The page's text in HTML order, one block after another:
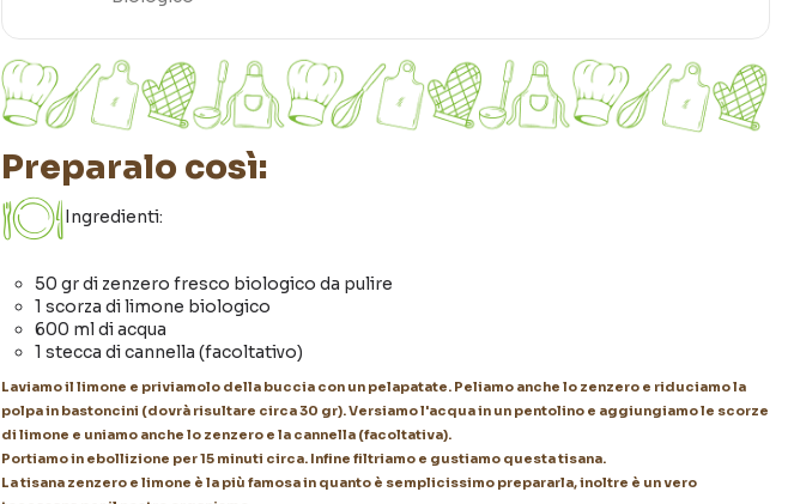
Preparalo così:
Ingredienti:
50 gr di zenzero fresco biologico da pulire
1 scorza di limone biologico
600 ml di acqua
1 stecca di cannella (facoltativo)
Laviamo il limone e priviamolo della buccia con un pelapatate. Peliamo anche lo zenzero e riduciamo la
polpa in bastoncini (dovrà risultare circa 30 gr). Versiamo l'acqua in un pentolino e aggiungiamo le scorze
di limone e uniamo anche lo zenzero e la cannella (facoltativa).
Portiamo in ebollizione per 15 minuti circa. Infine filtriamo e gustiamo questa tisana.
La tisana zenzero e limone è la più famosa in quanto è semplicissimo prepararla, inoltre è un vero